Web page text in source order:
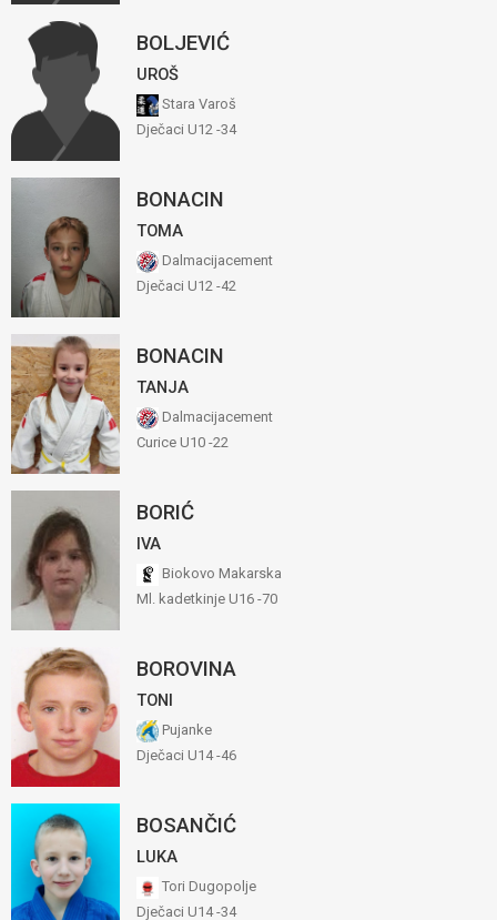
BOLJEVIĆ
UROŠ
Stara Varoš
Dječaci U12 -34
BONACIN
TOMA
Dalmacijacement
Dječaci U12 -42
BONACIN
TANJA
Dalmacijacement
Curice U10 -22
BORIĆ
IVA
Biokovo Makarska
Ml. kadetkinje U16 -70
BOROVINA
TONI
Pujanke
Dječaci U14 -46
BOSANČIĆ
LUKA
Tori Dugopolje
Dječaci U14 -34